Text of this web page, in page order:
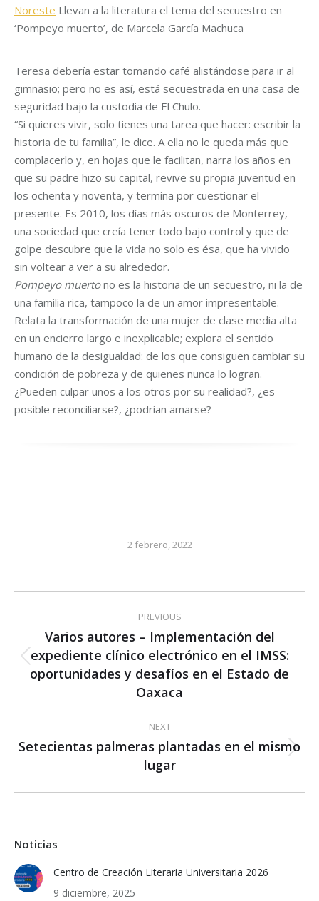
Noreste Llevan a la literatura el tema del secuestro en
‘Pompeyo muerto’, de Marcela García Machuca
Teresa debería estar tomando café alistándose para ir al
gimnasio; pero no es así, está secuestrada en una casa de
seguridad bajo la custodia de El Chulo.
“Si quieres vivir, solo tienes una tarea que hacer: escribir la
historia de tu familia”, le dice. A ella no le queda más que
complacerlo y, en hojas que le facilitan, narra los años en
que su padre hizo su capital, revive su propia juventud en
los ochenta y noventa, y termina por cuestionar el
presente. Es 2010, los días más oscuros de Monterrey,
una sociedad que creía tener todo bajo control y que de
golpe descubre que la vida no solo es ésa, que ha vivido
sin voltear a ver a su alrededor.
Pompeyo muertono es la historia de un secuestro, ni la de
una familia rica, tampoco la de un amor impresentable.
Relata la transformación de una mujer de clase media alta
en un encierro largo e inexplicable; explora el sentido
humano de la desigualdad: de los que consiguen cambiar su
condición de pobreza y de quienes nunca lo logran.
¿Pueden culpar unos a los otros por su realidad?, ¿es
posible reconciliarse?, ¿podrían amarse?
2 febrero, 2022
navigation
PREVIOUS
Previous
post:
Varios autores – Implementación del
expediente clínico electrónico en el IMSS:
oportunidades y desafíos en el Estado de
Oaxaca
NEXT
Next
post:
Setecientas palmeras plantadas en el mismo
lugar
Noticias
Centro de Creación Literaria Universitaria 2026
9 diciembre, 2025